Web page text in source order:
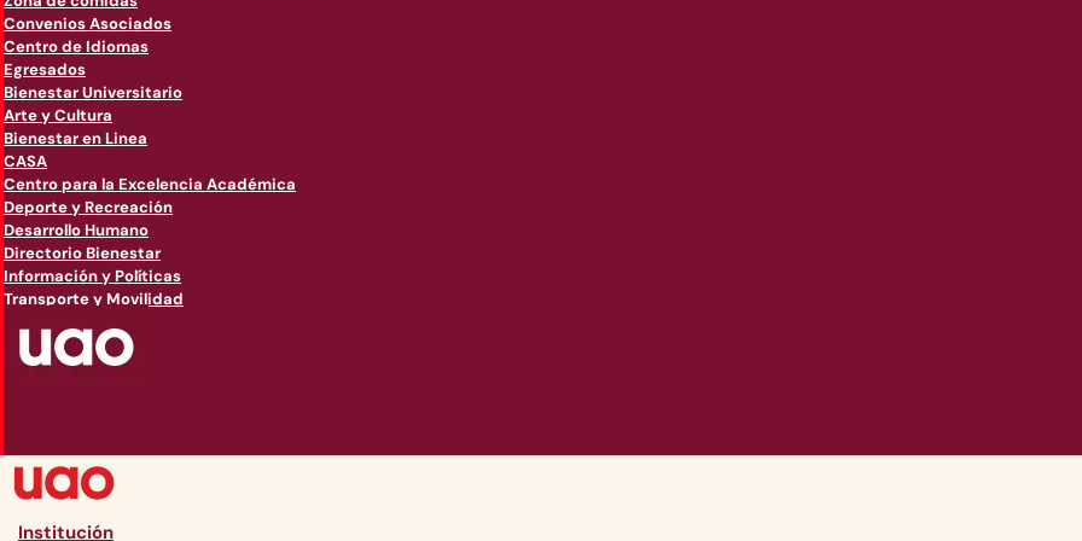
Convenios Asociados
Centro de Idiomas
Egresados
Bienestar Universitario
Arte y Cultura
Bienestar en Linea
CASA
Centro para la Excelencia Académica
Deporte y Recreación
Desarrollo Humano
Directorio Bienestar
Información y Políticas
Transporte y Movilidad
Institución